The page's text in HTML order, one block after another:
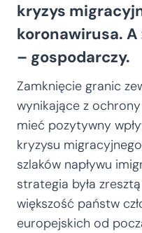
kryzys
koronawirusa.
– gospodarczy.
Zamknięcie granic
wynikające z
mieć pozytywny
kryzysu
szlaków napływu
strategia była
większość państw
europejskich od